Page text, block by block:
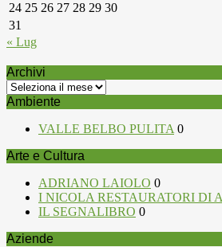
24 25 26 27 28 29 30
31
« Lug
Archivi
Archivi
Ambiente
VALLE BELBO PULITA 0
Arte e Cultura
ADRIANO LAIOLO 0
I NICOLA RESTAURATORI DI
IL SEGNALIBRO 0
Aziende